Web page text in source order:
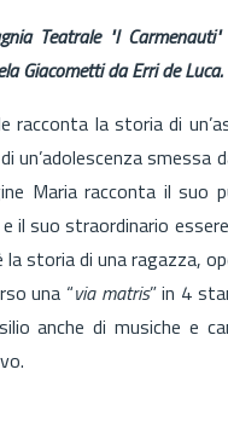
Teatrale "I
Giacometti da Erri de Luca.
racconta la storia di
un’adolescenza smessa
Maria racconta il
il suo straordinario
storia di una ragazza,
una “via matris” in 4
anche di musiche